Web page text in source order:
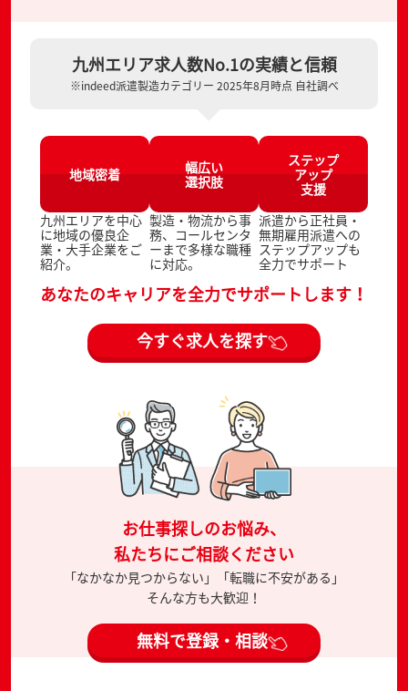
九州エリア求人数No.1の実績と信頼
※indeed派遣製造カテゴリー 2025年8月時点 自社調べ
地域密着
九州エリアを中心
に地域の優良企
業・大手企業をご
紹介。
幅広い
選択肢
製造・物流から事
務、コールセンタ
ーまで多様な職種
に対応。
ステップ
アップ
支援
派遣から正社員・
無期雇用派遣への
ステップアップも
全力でサポート
あなたのキャリアを全力でサポートします！
今すぐ求人を探す
お仕事探しのお悩み、
私たちにご相談ください
「なかなか見つからない」「転職に不安がある」
そんな方も大歓迎！
無料で登録・相談